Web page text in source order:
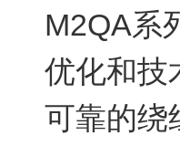
M2QA系
优化和技
可靠的绕